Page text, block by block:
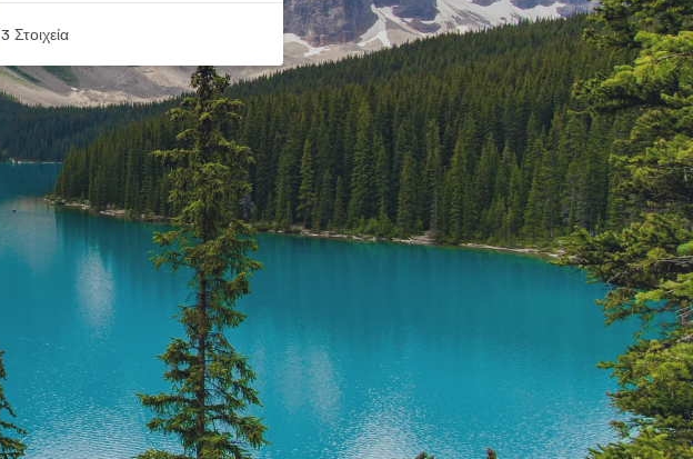
3 Στοιχεία